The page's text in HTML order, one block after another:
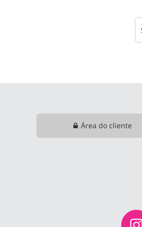
Área do cliente